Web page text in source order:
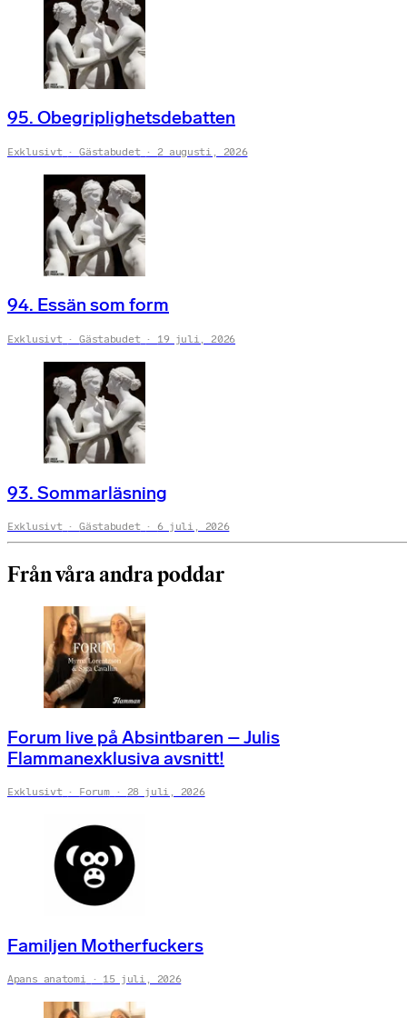
95. Obegriplighetsdebatten
Exklusivt Gästabudet 2 augusti, 2026
94. Essän som form
Exklusivt Gästabudet 19 juli, 2026
93. Sommarläsning
Exklusivt Gästabudet 6 juli, 2026
Från våra andra poddar
Forum live på Absintbaren – Julis
Flammanexklusiva avsnitt!
Exklusivt Forum 28 juli, 2026
Familjen Motherfuckers
Apans anatomi 15 juli, 2026